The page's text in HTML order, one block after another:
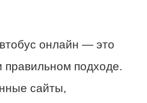
онлайн — это
правильном подходе.
сайты,